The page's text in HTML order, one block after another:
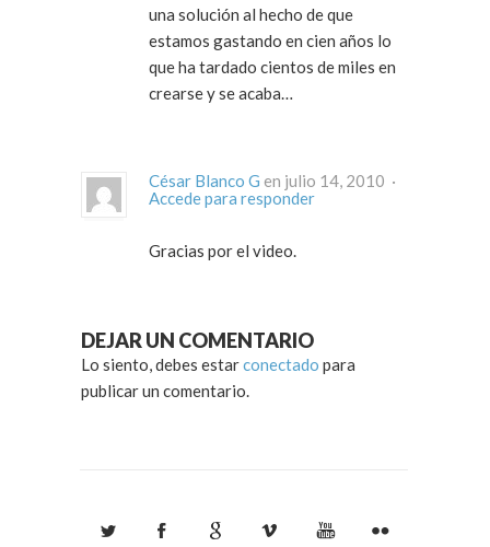
una solución al hecho de que
estamos gastando en cien años lo
que ha tardado cientos de miles en
crearse y se acaba…
César Blanco G
en julio 14, 2010 ·
Accede para responder
Gracias por el video.
DEJAR UN COMENTARIO
Lo siento, debes estarconectado para
publicar un comentario.